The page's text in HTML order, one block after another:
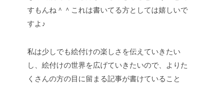
すもんね＾＾これは書いてる方としては嬉しいで
すよ♪
私は少しでも絵付けの楽しさを伝えていきたい
し、絵付けの世界を広げていきたいので、よりた
くさんの方の目に留まる記事が書けていること